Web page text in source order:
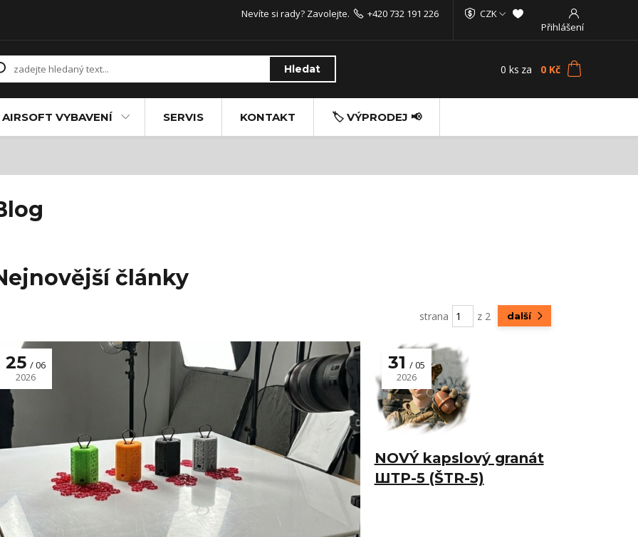
CZK
Přihlášení
Hledat
Nevíte si rady? Zavolejte. +420 732 191 226
0 ks za 0 Kč
AIRSOFT VYBAVENÍ SERVIS KONTAKT 🏷️ VÝPRODEJ 📢
články
strana z 2 další
25
06
2026
NOVÝ kapslový granát
ШТР-5 (ŠTR-5)
31
05
2026